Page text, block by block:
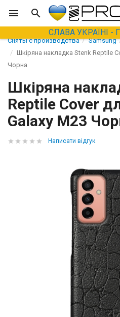
СЛАВА УКРАЇНІ -
Сняты с производства Samsung
Шкіряна накладка Stenk Reptile
Чорна
Шкіряна
Reptile Cover
Galaxy M23
Написати відгук